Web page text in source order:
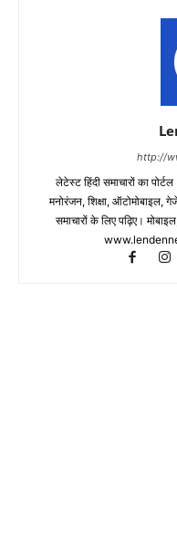
http://
लेटेस्ट हिंदी समाचारों का
मनोरंजन, शिक्षा, ऑटोमोबाइल,
समाचारों के लिए पढ़िए।